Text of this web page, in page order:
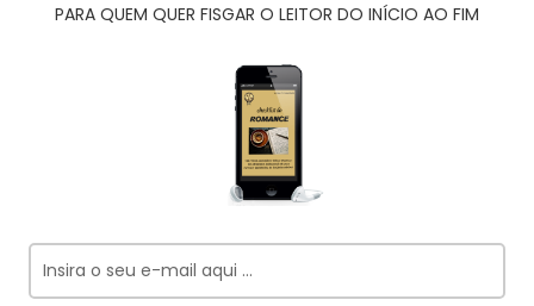
PARA QUEM QUER FISGAR O LEITOR DO INÍCIO AO FIM